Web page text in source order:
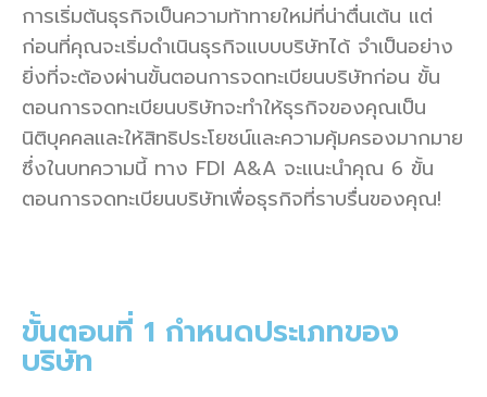
การเริ่มต้นธุรกิจเป็นความท้าทายใหม่ที่น่าตื่นเต้น แต่
ก่อนที่คุณจะเริ่มดำเนินธุรกิจแบบบริษัทได้ จำเป็นอย่าง
ยิ่งที่จะต้องผ่านขั้นตอนการจดทะเบียนบริษัทก่อน ขั้น
ตอนการจดทะเบียนบริษัทจะทำให้ธุรกิจของคุณเป็น
นิติบุคคลและให้สิทธิประโยชน์และความคุ้มครองมากมาย
ซึ่งในบทความนี้ ทาง FDI A&A จะแนะนำคุณ 6 ขั้น
ตอนการจดทะเบียนบริษัทเพื่อธุรกิจที่ราบรื่นของคุณ!
ขั้นตอนที่ 1 กำหนดประเภทของ
บริษัท